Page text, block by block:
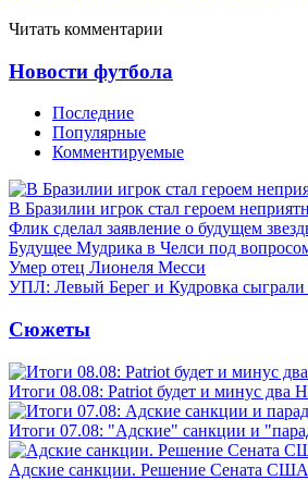
Читать комментарии
Новости футбола
Последние
Популярные
Комментируемые
В Бразилии игрок стал героем
Флик сделал заявление о будущем
Будущее Мудрика в Челси под
Умер отец Лионеля Месси
УПЛ: Левый Берег и Кудровка
Сюжеты
Итоги 08.08: Patriot будет и минус два
Итоги 07.08: "Адские" санкции и
Адские санкции. Решение Сената США